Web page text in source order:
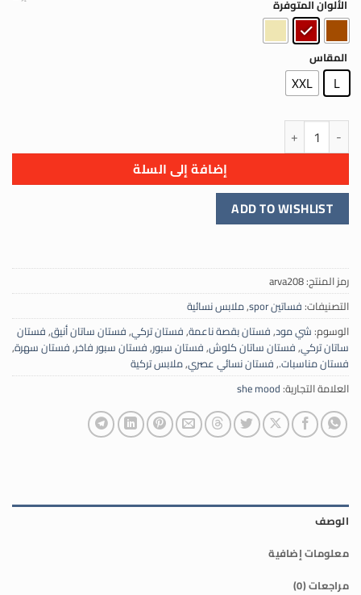
الألوان المتوفرة
المقاس
L
XXL
كمية فستان سبور "ساتان" فاخر بقصة "كلوش" قصة ناعمة
إضافة إلى السلة
ADD TO WISHLIST
رمز المنتج:arva208
التصنيفات:فساتين spor ,ملابس نسائية
الوسوم:شي مود,فستان بقصة ناعمة,فستان تركي,فستان ساتان أنيق,فستان
ساتان تركي,فستان ساتان كلوش,فستان سبور,فستان سبور فاخر,فستان سهرة,
فستان مناسبات.,فستان نسائي عصري,ملابس تركية
العلامة التجارية:she mood
الوصف
معلومات إضافية
مراجعات (0)